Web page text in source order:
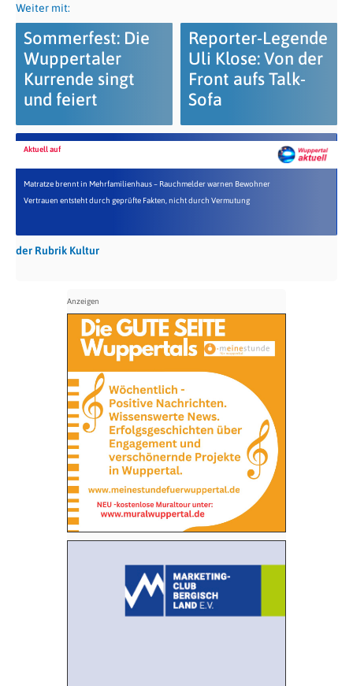
Weiter mit:
Sommerfest: Die
Wuppertaler
Kurrende singt
und feiert
Reporter-Legende
Uli Klose: Von der
Front aufs Talk-
Sofa
Aktuell auf
Matratze brennt in Mehrfamilienhaus – Rauchmelder warnen Bewohner
Vertrauen entsteht durch geprüfte Fakten, nicht durch Vermutung
der Rubrik Kultur